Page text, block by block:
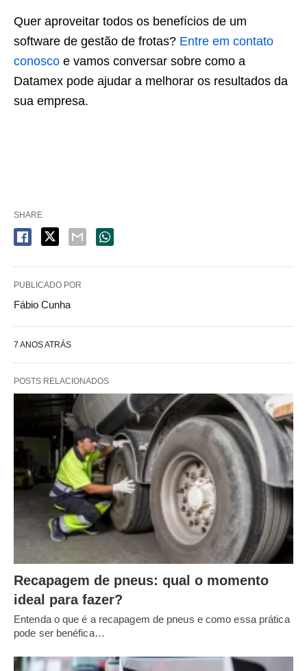
Quer aproveitar todos os benefícios de um
software de gestão de frotas? Entre em contato
conosco e vamos conversar sobre como a
Datamex pode ajudar a melhorar os resultados da
sua empresa.
SHARE
PUBLICADO POR
Fábio Cunha
7 ANOS ATRÁS
POSTS RELACIONADOS
Recapagem de pneus: qual o momento
ideal para fazer?
Entenda o que é a recapagem de pneus e como essa prática
pode ser benéfica…